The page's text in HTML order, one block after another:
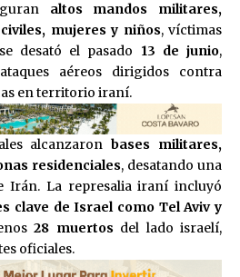
altos mandos militares,
mujeres y niños, víctimas
desató el pasado 13 de junio,
aéreos dirigidos contra
en territorio iraní.
alcanzaronbases militares,
residenciales, desatando una
Irán. La represalia iraní incluyó
clave de Israel como Tel Aviv y
28 muertos del lado israelí,
oficiales.